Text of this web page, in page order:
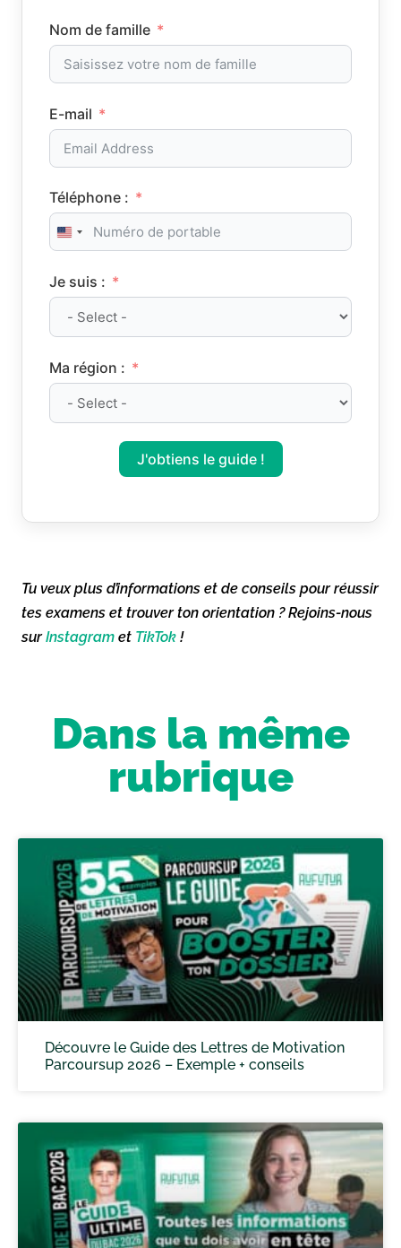
Nom de famille
E-mail
Téléphone :
United States +1
Je suis :
Ma région :
J'obtiens le guide !
Tu veux plus d’informations et de conseils pour réussir
tes examens et trouver ton orientation ? Rejoins-nous
surInstagram et TikTok !
Dans la même
rubrique
Découvre le Guide des Lettres de Motivation
Parcoursup 2026 – Exemple + conseils